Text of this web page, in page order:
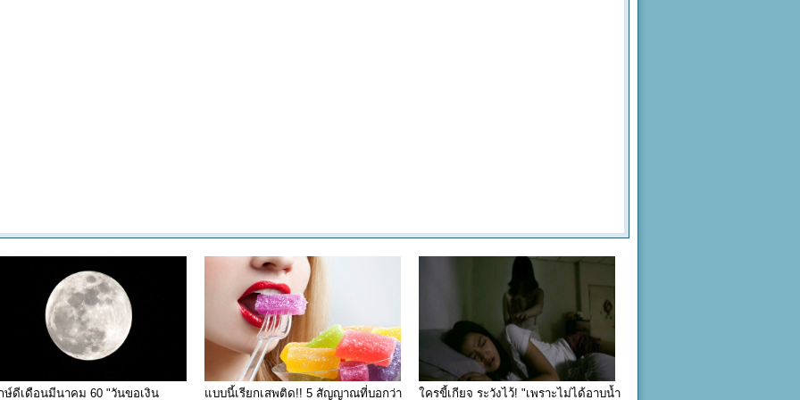
ษ์ดีเดือนมีนาคม 60 "วันขอเงิน แบบนี้เรียกเสพติด!! 5 สัญญาณที่บอกว่า ใครขี้เกียจ ระวังไว้! "เพราะไม่ได้อาบน้ำ